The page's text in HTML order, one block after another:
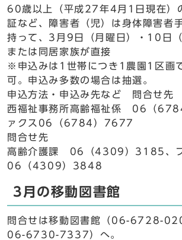
60歳以上（平成27年4月1日現在）
証など、障害者（児）は身体障害者
持って、3月9日（月曜日）・10日
または同居家族が直接
※申込みは1世帯につき1農園1区画
可。申込み多数の場合は抽選。
申込方法・申込み先など 問合せ先
西福祉事務所高齢福祉係 06（
ァクス06（6784）7677
問合せ先
高齢介護課 06（4309）3185、フ
06（4309）3848
3月の移動図書館
問合せは移動図書館（06-6728-
06-6730-7337）へ。